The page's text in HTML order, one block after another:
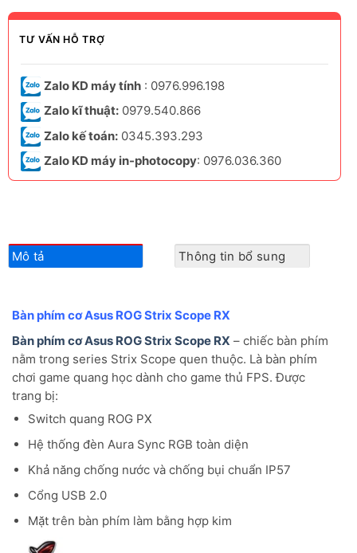
TƯ VẤN HỖ TRỢ
Zalo KD máy tính : 0976.996.198
Zalo kĩ thuật: 0979.540.866
Zalo kế toán: 0345.393.293
Zalo KD máy in-photocopy: 0976.036.360
Mô tả Thông tin bổ sung
Bàn phím cơ Asus ROG Strix Scope RX
Bàn phím cơ Asus ROG Strix Scope RX – chiếc bàn phím
nằm trong series Strix Scope quen thuộc. Là bàn phím
chơi game quang học dành cho game thủ FPS. Được
trang bị:
Switch quang ROG PX
Hệ thống đèn Aura Sync RGB toàn diện
Khả năng chống nước và chống bụi chuẩn IP57
Cổng USB 2.0
Mặt trên bàn phím làm bằng hợp kim